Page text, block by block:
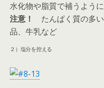
水化物や脂質で補うように
注意！
たんぱく質の多
品、牛乳など
２）塩分を控える